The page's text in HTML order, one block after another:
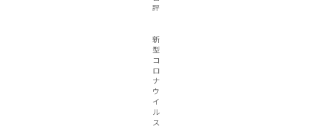
評
新
型
コ
ロ
ナ
ウ
イ
ル
ス